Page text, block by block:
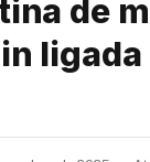
de
ligada